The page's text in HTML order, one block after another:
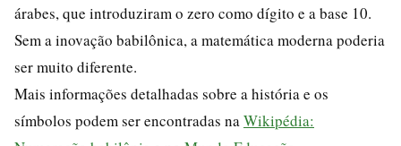
árabes, que introduziram o zero como dígito e a base 10.
Sem a inovação babilônica, a matemática moderna poderia
ser muito diferente.
Mais informações detalhadas sobre a história e os
símbolos podem ser encontradas na Wikipédia: